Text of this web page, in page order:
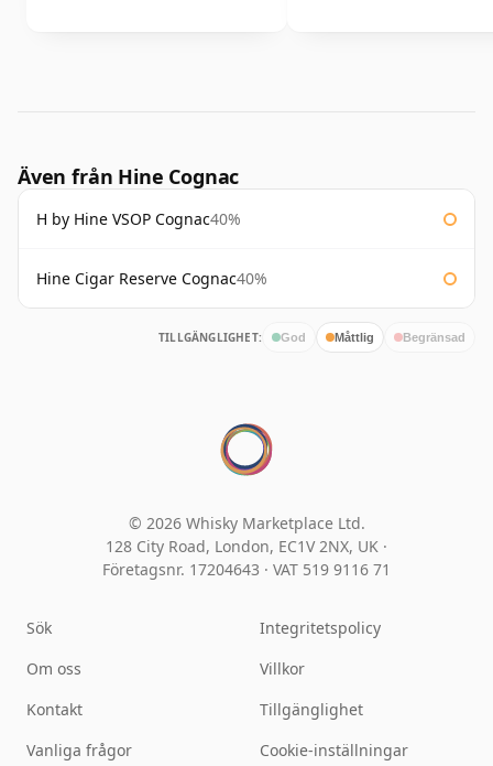
Även från Hine Cognac
H by Hine VSOP Cognac40%
Hine Cigar Reserve Cognac40%
TILLGÄNGLIGHET: God Måttlig Begränsad
© 2026 Whisky Marketplace Ltd.
128 City Road, London, EC1V 2NX, UK ·
Företagsnr. 17204643 · VAT 519 9116 71
Sök
Om oss
Kontakt
Vanliga frågor
Integritetspolicy
Villkor
Tillgänglighet
Cookie-inställningar